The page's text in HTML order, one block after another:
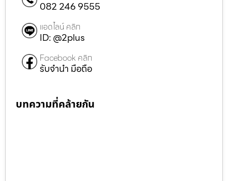
082 246 9555
แอดไลน์ คลิก
ID: @2plus
Facebook คลิก
รับจำนำ มือถือ
บทความที่คล้ายกัน